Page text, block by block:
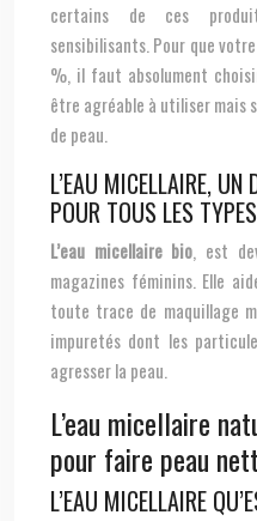
certains de ces
sensibilisants. Pour que
%, il faut absolument
être agréable à utiliser mais
de peau.
L’EAU MICELLAIRE,
POUR TOUS LES
L’eau micellaire bio , est
magazines féminins. Elle
toute trace de maquillage
impuretés dont les
agresser la peau.
L’eau micellaire
pour faire peau
L’EAU MICELLAIRE